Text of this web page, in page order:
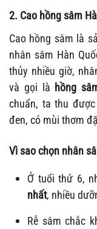
2. Cao hồng sâm
Cao hồng sâm là
nhân sâm Hàn
thủy nhiều giờ,
và gọi là hồng
chuẩn, ta thu được
đen, có mùi thơm
Vì sao chọn nhân
Ở tuổi thứ 6,
nhất, nhiều
Rễ sâm chắc